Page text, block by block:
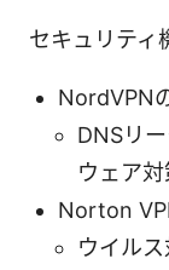
セキュリティ
NordVPN
DNSリ
ウェア
Norton
ウイル